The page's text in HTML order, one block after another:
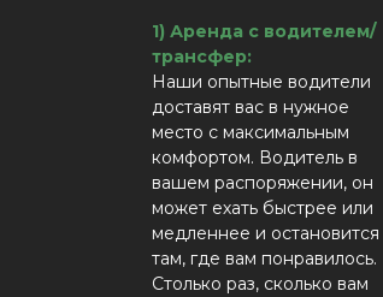
1) Аренда с водителем/
трансфер:
Наши опытные водители
доставят вас в нужное
место с максимальным
комфортом. Водитель в
вашем распоряжении, он
может ехать быстрее или
медленнее и остановится
там, где вам понравилось.
Столько раз, сколько вам